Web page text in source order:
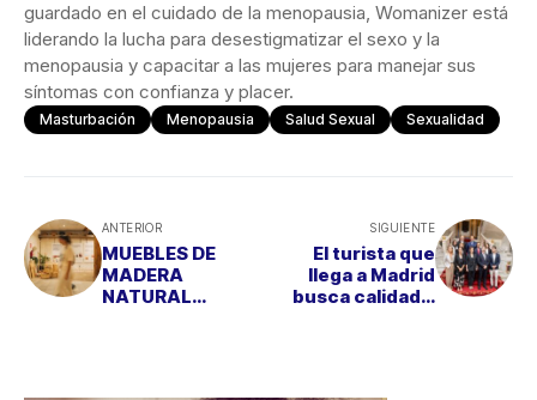
guardado en el cuidado de la menopausia, Womanizer está
liderando la lucha para desestigmatizar el sexo y la
menopausia y capacitar a las mujeres para manejar sus
síntomas con confianza y placer.
Masturbación Menopausia Salud Sexual Sexualidad
ANTERIOR
MUEBLES DE
MADERA
NATURAL
SIGUIENTE
El turista que
llega a Madrid
busca calidad y